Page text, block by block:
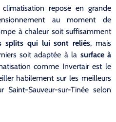
climatisation repose en grande
au moment de
à chaleur soit suffisamment
splits qui lui sont reliés, mais
soit adaptée à la surface à
comme Invertair est le
habilement sur les meilleurs
Saint-Sauveur-sur-Tinée selon